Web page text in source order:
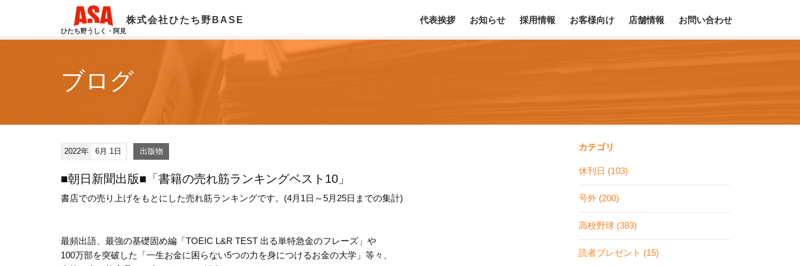
ひたち野うしく・阿見
株式会社ひたち野BASE 代表挨拶 お知らせ 採用情報 お客様向け 店舗情報 お問い合わせ
ブログ
2022年 6月 1日 出版物
■朝日新聞出版■「書籍の売れ筋ランキングベスト10」
書店での売り上げをもとにした売れ筋ランキングです。(4月1日～5月25日までの集計)
最頻出語、最強の基礎固め編「TOEIC L&R TEST 出る単特急金のフレーズ」や
100万部を突破した「一生お金に困らない5つの力を身につけるお金の大学」等々、
カテゴリ
休刊日 (103)
号外 (200)
高校野球 (383)
読者プレゼント (15)